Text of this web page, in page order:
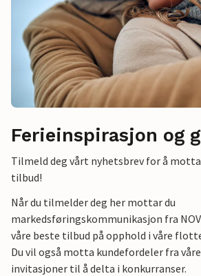
Ferieinspirasjon og
Tilmeld deg vårt nyhetsbrev for å
tilbud!
Når du tilmelder deg her mottar du
markedsføringskommunikasjon fra
våre beste tilbud på opphold i våre
Du vil også motta kundefordeler fra
invitasjoner til å delta i konkurranser.